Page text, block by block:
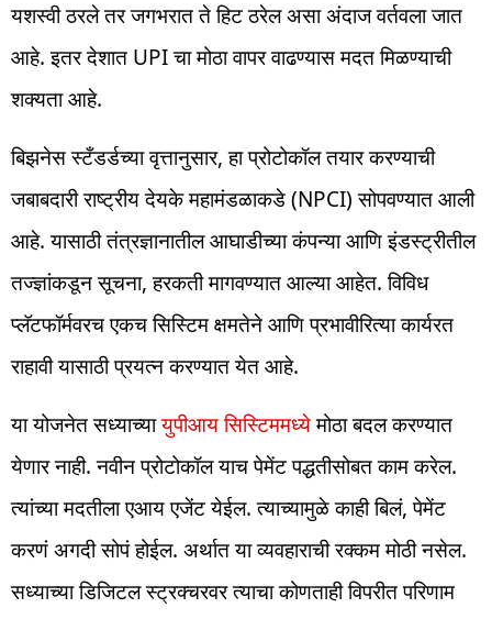
यशस्वी ठरले तर जगभरात ते हिट ठरेल असा अंदाज वर्तवला जात
आहे. इतर देशात UPI चा मोठा वापर वाढण्यास मदत मिळण्याची
शक्यता आहे.
बिझनेस स्टँडर्डच्या वृत्तानुसार, हा प्रोटोकॉल तयार करण्याची
जबाबदारी राष्ट्रीय देयके महामंडळाकडे (NPCI) सोपवण्यात आली
आहे. यासाठी तंत्रज्ञानातील आघाडीच्या कंपन्या आणि इंडस्ट्रीतील
तज्ज्ञांकडून सूचना, हरकती मागवण्यात आल्या आहेत. विविध
प्लॅटफॉर्मवरच एकच सिस्टिम क्षमतेने आणि प्रभावीरित्या कार्यरत
राहावी यासाठी प्रयत्न करण्यात येत आहे.
या योजनेत सध्याच्यायुपीआय सिस्टिममध्येमोठा बदल करण्यात
येणार नाही. नवीन प्रोटोकॉल याच पेमेंट पद्धतीसोबत काम करेल.
त्यांच्या मदतीला एआय एजेंट येईल. त्याच्यामुळे काही बिलं, पेमेंट
करणं अगदी सोपं होईल. अर्थात या व्यवहाराची रक्कम मोठी नसेल.
सध्याच्या डिजिटल स्ट्रक्चरवर त्याचा कोणताही विपरीत परिणाम